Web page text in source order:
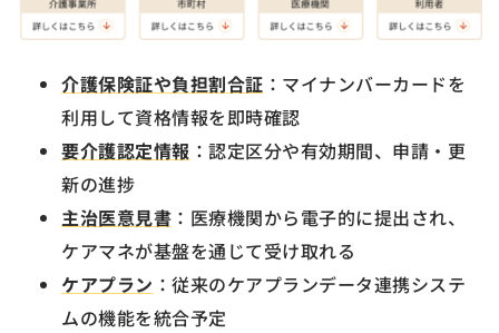
介護保険証や負担割合証 ：マイナンバーカードを
利用して資格情報を即時確認
要介護認定情報 ：認定区分や有効期間、申請・更
新の進捗
主治医意見書 ：医療機関から電子的に提出され、
ケアマネが基盤を通じて受け取れる
ケアプラン ：従来のケアプランデータ連携システ
ムの機能を統合予定